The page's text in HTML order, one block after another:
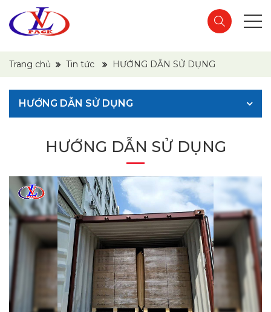
Trang chủ Tin tức HƯỚNG DẪN SỬ DỤNG
HƯỚNG DẪN SỬ DỤNG
HƯỚNG DẪN SỬ DỤNG